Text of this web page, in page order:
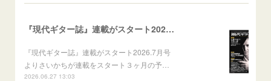
『現代ギター誌』連載がスタート2026.7月号より
『現代ギター誌』連載がスタート2026.7月号
よりさいかちが連載をスタート３ヶ月の予…
2026.06.27 13:03